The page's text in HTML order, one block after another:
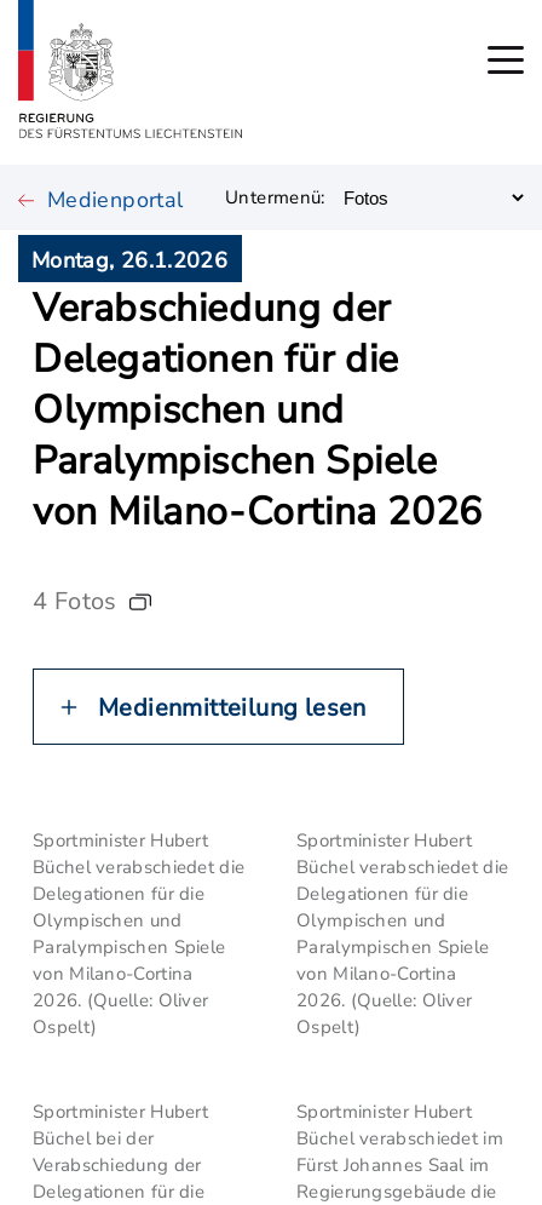
Medienportal Untermenü:
Montag, 26.1.2026
Verabschiedung der
Delegationen für die
Olympischen und
Paralympischen Spiele
von Milano-Cortina 2026
4 Fotos
Medienmitteilung lesen
Sportminister Hubert
Büchel verabschiedet die
Delegationen für die
Olympischen und
Paralympischen Spiele
von Milano-Cortina
2026. (Quelle: Oliver
Ospelt)
Sportminister Hubert
Büchel verabschiedet die
Delegationen für die
Olympischen und
Paralympischen Spiele
von Milano-Cortina
2026. (Quelle: Oliver
Ospelt)
Sportminister Hubert
Büchel bei der
Verabschiedung der
Delegationen für die
Sportminister Hubert
Büchel verabschiedet im
Fürst Johannes Saal im
Regierungsgebäude die